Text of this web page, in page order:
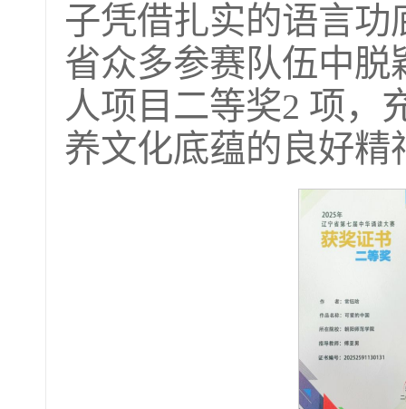
子凭借扎实的语言
省众多参赛队伍中脱
人项目二等奖2 项，
养文化底蕴的良好精